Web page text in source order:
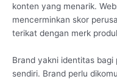
konten yang menarik.
mencerminkan skor
terikat dengan merk
Brand yakni identitas
sendiri. Brand perlu